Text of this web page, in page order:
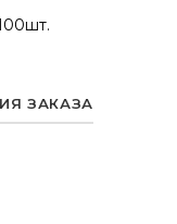
ЗАКАЗА